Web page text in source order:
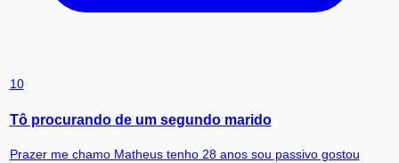
10
Tô procurando de um segundo marido
Prazer me chamo Matheus tenho 28 anos sou passivo gostou